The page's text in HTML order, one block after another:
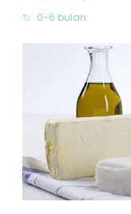
0-6 bulan